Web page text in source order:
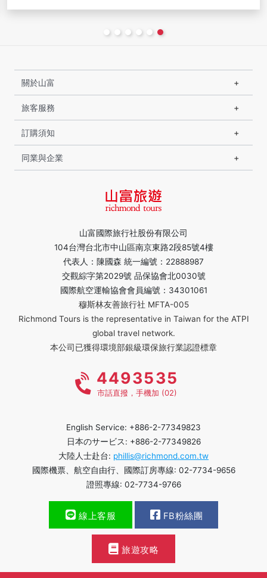
山富國際旅行社股份有限公司
104台灣台北市中山區南京東路2段85號4樓
代表人：陳國森 統一編號：22888987
交觀綜字第2029號 品保協會北0030號
國際航空運輸協會會員編號：34301061
穆斯林友善旅行社 MFTA-005
Richmond Tours is the representative in Taiwan for the ATPI
global travel network.
本公司已獲得環境部銀級環保旅行業認證標章
關於山富
旅客服務
訂購須知
同業與企業
4493535
市話直撥，手機加 (02)
English Service: +886-2-77349823
日本のサービス: +886-2-77349826
大陸人士赴台: phillis@richmond.com.tw
國際機票、航空自由行、國際訂房專線: 02-7734-9656
證照專線: 02-7734-9766
線上客服 FB粉絲團
旅遊攻略